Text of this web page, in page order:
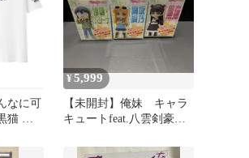
なに可
猫 五
¥5,999
【未開封】俺妹 キャラ
キュートfeat.八雲剣豪